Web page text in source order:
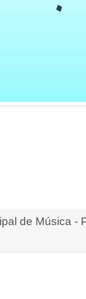
de Música -